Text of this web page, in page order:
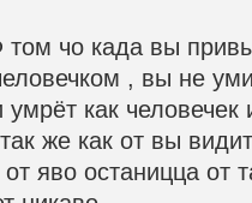
чо када вы
, вы не
умрёт как человечек
же как от вы
яво останицца от